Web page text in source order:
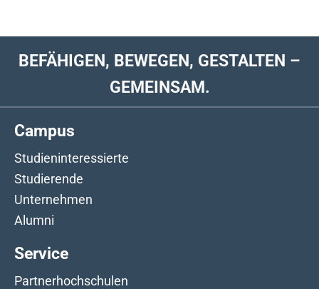
BEFÄHIGEN, BEWEGEN, GESTALTEN –
GEMEINSAM.
Campus
Studieninteressierte
Studierende
Unternehmen
Alumni
Service
Partnerhochschulen